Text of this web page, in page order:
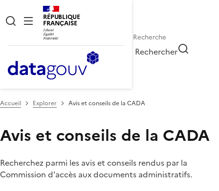
RÉPUBLIQUE
FRANÇAISE
Rechercher
Accueil Explorer Avis et conseils de la CADA
Avis et conseils de la CADA
Recherchez parmi les avis et conseils rendus par la
Commission d'accès aux documents administratifs.